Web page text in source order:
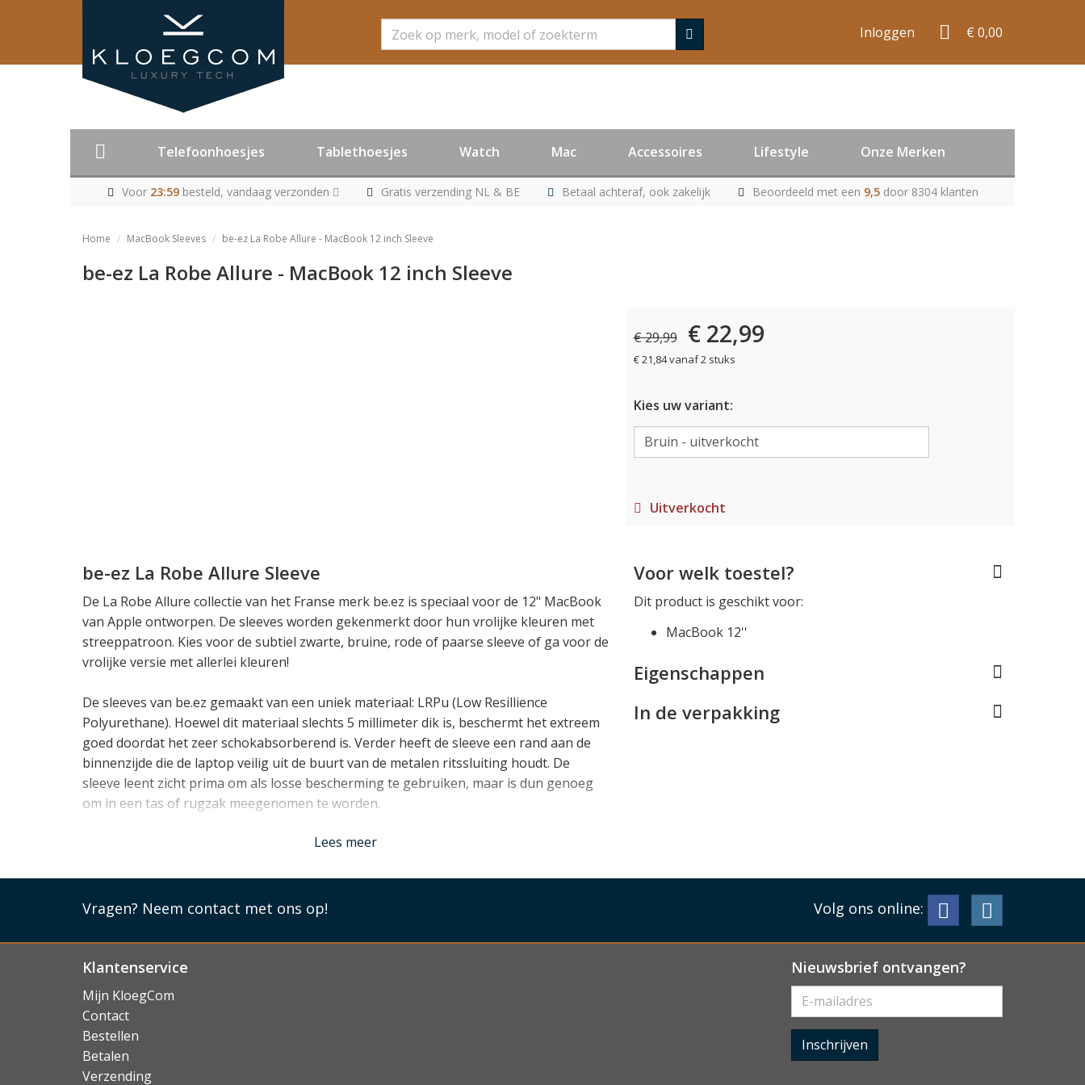
Zoeken Inloggen € 0,00
Telefoonhoesjes Tablethoesjes Watch Mac Accessoires Lifestyle Onze Merken
Voor 23:59besteld, vandaag verzonden Gratis verzending NL & BE Betaal achteraf, ook zakelijk Beoordeeld met een 9,5 door 8304 klanten
Home MacBook Sleeves be-ez La Robe Allure - MacBook 12 inch Sleeve
be-ez La Robe Allure - MacBook 12 inch Sleeve
€ 29,99 € 22,99
€ 21,84 vanaf 2 stuks
Kies uw variant:
Uitverkocht
be-ez La Robe Allure Sleeve
De La Robe Allure collectie van het Franse merk be.ez is speciaal voor de 12" MacBook
van Apple ontworpen. De sleeves worden gekenmerkt door hun vrolijke kleuren met
streeppatroon. Kies voor de subtiel zwarte, bruine, rode of paarse sleeve of ga voor de
vrolijke versie met allerlei kleuren!
De sleeves van be.ez gemaakt van een uniek materiaal: LRPu (Low Resillience
Polyurethane). Hoewel dit materiaal slechts 5 millimeter dik is, beschermt het extreem
goed doordat het zeer schokabsorberend is. Verder heeft de sleeve een rand aan de
binnenzijde die de laptop veilig uit de buurt van de metalen ritssluiting houdt. De
sleeve leent zicht prima om als losse bescherming te gebruiken, maar is dun genoeg
om in een tas of rugzak meegenomen te worden.
Lees minder
Lees meer
Voor welk toestel?
Dit product is geschikt voor:
MacBook 12''
Eigenschappen
In de verpakking
Vragen? Neem contact met ons op! Volg ons online:
Klantenservice
Mijn KloegCom
Contact
Bestellen
Betalen
Verzending
Nieuwsbrief ontvangen?
Inschrijven